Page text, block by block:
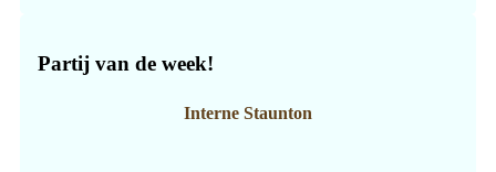
Partij van de week!
Interne Staunton